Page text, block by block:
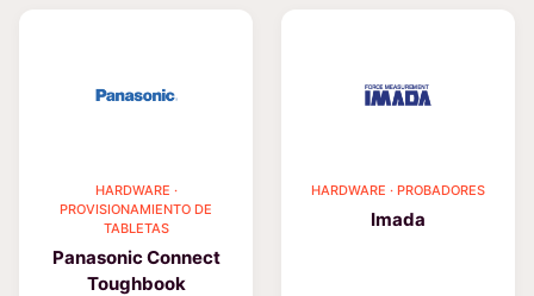
HARDWARE ·
PROVISIONAMIENTO DE
TABLETAS
Panasonic Connect
Toughbook
HARDWARE · PROBADORES
Imada